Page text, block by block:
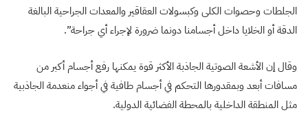
الجلطات وحصوات الكلى وكبسولات العقاقير والمعدات الجراحية البالغة
الدقة أو الخلايا داخل أجسامنا دونما ضرورة لإجراء أي جراحة”.
وقال إن الأشعة الصوتية الجاذبة الأكثر قوة يمكنها رفع أجسام أكبر من
مسافات أبعد وبمقدورها التحكم في أجسام طافية في أجواء منعدمة الجاذبية
مثل المنطقة الداخلية بالمحطة الفضائية الدولية.